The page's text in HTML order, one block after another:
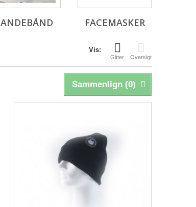
FACEMASKER
Vis:
Gitter Oversigt
Sammenlign (0)